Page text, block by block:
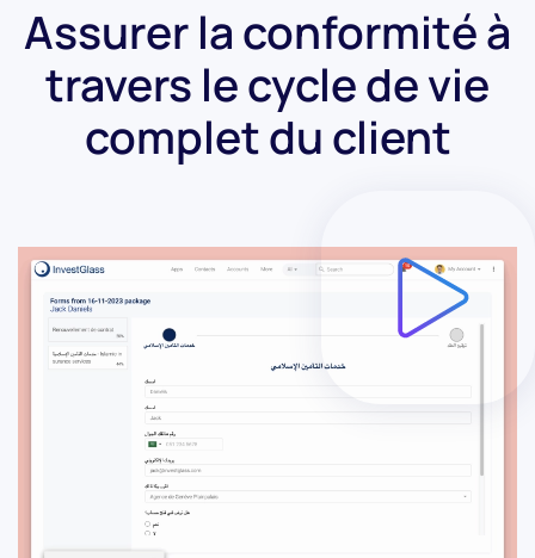
Assurer la conformité à
travers le cycle de vie
complet du client